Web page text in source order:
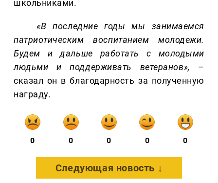
школьниками.
«В последние годы мы занимаемся
патриотическим воспитанием молодежи.
Будем и дальше работать с молодыми
людьми и поддерживать ветеранов»,
–
сказал он в благодарность за полученную
награду.
0 0 0 0 0
Следующая новость ↓